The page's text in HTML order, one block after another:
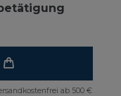
ab 500 €